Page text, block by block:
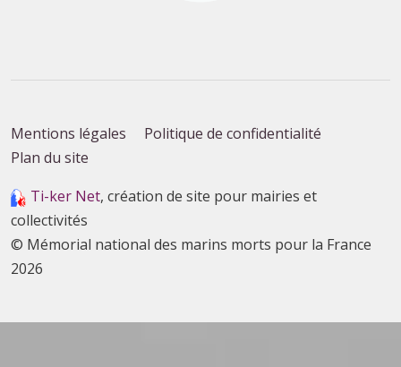
Mentions légales
Politique de confidentialité
Plan du site
Ti-ker Net, création de site pour mairies et
collectivités
© Mémorial national des marins morts pour la France
2026